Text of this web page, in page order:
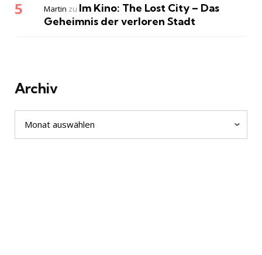
Martin zu Im Kino: The Lost City – Das
Geheimnis der verloren Stadt
Archiv
Archiv